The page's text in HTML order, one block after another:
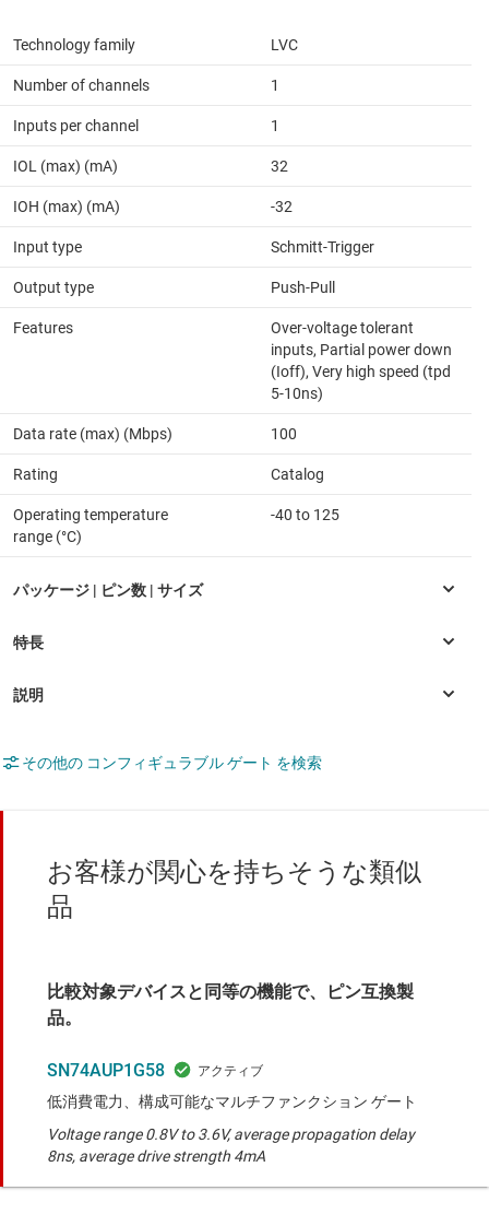
Technology family LVC
Number of channels 1
Inputs per channel 1
IOL (max) (mA) 32
IOH (max) (mA) -32
Input type Schmitt-Trigger
Output type Push-Pull
Features
Over-voltage tolerant
inputs, Partial power down
(Ioff), Very high speed (tpd
5-10ns)
Data rate (max) (Mbps) 100
Rating Catalog
Operating temperature
range (°C)
-40 to 125
その他の コンフィギュラブル ゲート を検索
お客様が関心を持ちそうな類似
品
比較対象デバイスと同等の機能で、ピン互換製
品。
SN74AUP1G58
低消費電力、構成可能なマルチファンクション ゲート
Voltage range 0.8V to 3.6V, average propagation delay
8ns, average drive strength 4mA